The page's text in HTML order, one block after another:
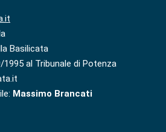
Basilicata
al Tribunale di Potenza
Massimo Brancati